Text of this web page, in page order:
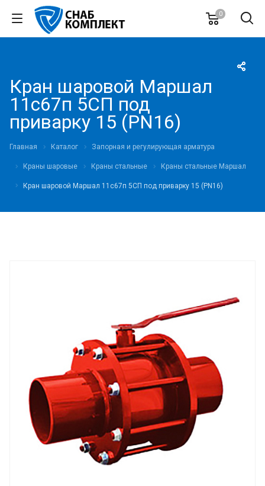
0
Кран шаровой Маршал
11с67п 5СП под
приварку 15 (PN16)
Главная Каталог Запорная и регулирующая арматура
Краны шаровые Краны стальные Краны стальные Маршал
Кран шаровой Маршал 11с67п 5СП под приварку 15 (PN16)